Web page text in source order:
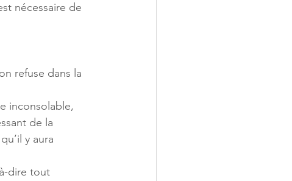
nécessaire de
refuse dans la
inconsolable,
de la
y aura
dire tout